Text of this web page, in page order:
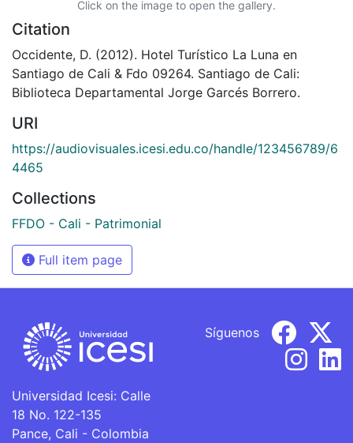
Click on the image to open the gallery.
Citation
Occidente, D. (2012). Hotel Turístico La Luna en
Santiago de Cali & Fdo 09264. Santiago de Cali:
Biblioteca Departamental Jorge Garcés Borrero.
URI
https://audiovisuales.icesi.edu.co/handle/123456789/6
4465
Collections
FFDO - Cali - Patrimonial
Full item page
Universidad Icesi: Calle
18 No. 122-135
Pance, Cali - Colombia
Síguenos